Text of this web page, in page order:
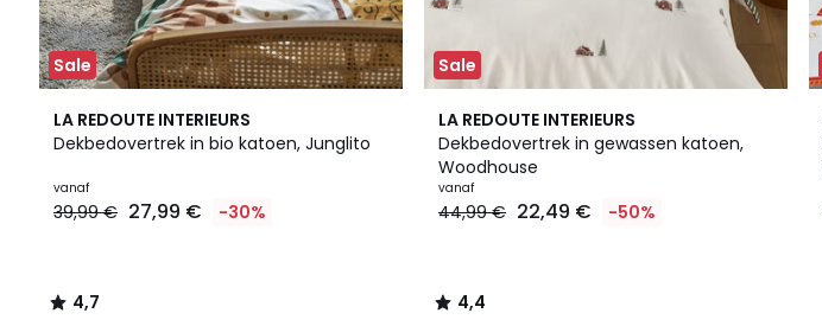
Sale
LA REDOUTE INTERIEURS
Dekbedovertrek in bio katoen, Junglito
Prijs
vanaf
plaats
vanaf
39,99 € 27,99 € -30%
4,7
/ 5
4,7
/
Sale
LA REDOUTE INTERIEURS
Dekbedovertrek in gewassen katoen,
Woodhouse
vanaf
44,99 € 22,49 € -50%
4,4
/ 5
4,4
/